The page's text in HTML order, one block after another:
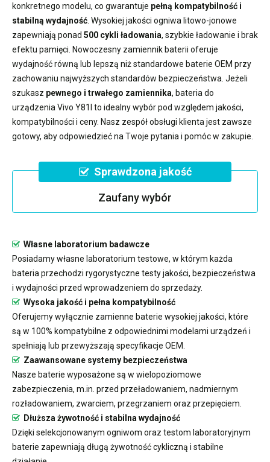
konkretnego modelu, co gwarantuje pełną kompatybilność i
stabilną wydajność . Wysokiej jakości ogniwa litowo-jonowe
zapewniają ponad 500 cykli ładowania, szybkie ładowanie i brak
efektu pamięci. Nowoczesny zamiennik baterii oferuje
wydajność równą lub lepszą niż standardowe baterie OEM przy
zachowaniu najwyższych standardów bezpieczeństwa. Jeżeli
szukasz pewnego i trwałego zamiennika, bateria do
urządzenia Vivo Y81I to idealny wybór pod względem jakości,
kompatybilności i ceny. Nasz zespół obsługi klienta jest zawsze
gotowy, aby odpowiedzieć na Twoje pytania i pomóc w zakupie.
Sprawdzona jakość
Zaufany wybór
Własne laboratorium badawcze
Posiadamy własne laboratorium testowe, w którym każda
bateria przechodzi rygorystyczne testy jakości, bezpieczeństwa
i wydajności przed wprowadzeniem do sprzedaży.
Wysoka jakość i pełna kompatybilność
Oferujemy wyłącznie zamienne baterie wysokiej jakości, które
są w 100% kompatybilne z odpowiednimi modelami urządzeń i
spełniają lub przewyższają specyfikacje OEM.
Zaawansowane systemy bezpieczeństwa
Nasze baterie wyposażone są w wielopoziomowe
zabezpieczenia, m.in. przed przeładowaniem, nadmiernym
rozładowaniem, zwarciem, przegrzaniem oraz przepięciem.
Dłuższa żywotność i stabilna wydajność
Dzięki selekcjonowanym ogniwom oraz testom laboratoryjnym
baterie zapewniają długą żywotność cykliczną i stabilne